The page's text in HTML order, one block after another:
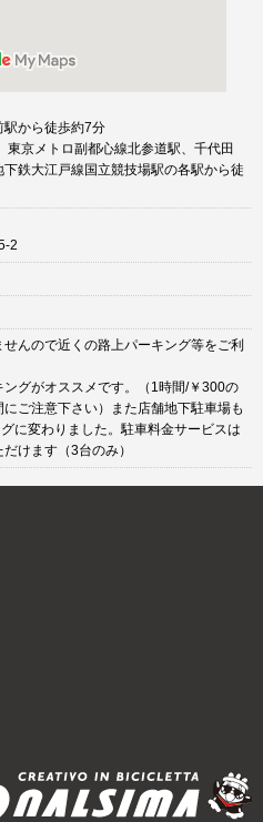
駅から徒歩約7分
東京メトロ副都心線北参道駅、千代田
鉄大江戸線国立競技場駅の各駅から徒
2
んので近くの路上パーキング等をご利
グがオススメです。（1時間/￥300の
ご注意下さい）また店舗地下駐車場も
に変わりました。駐車料金サービスは
けます（3台のみ）